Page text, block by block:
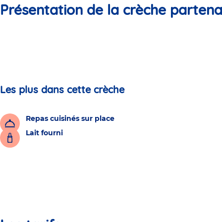
Présentation de la crèche
Les plus dans cette crèche
Repas cuisinés sur place
Lait fourni